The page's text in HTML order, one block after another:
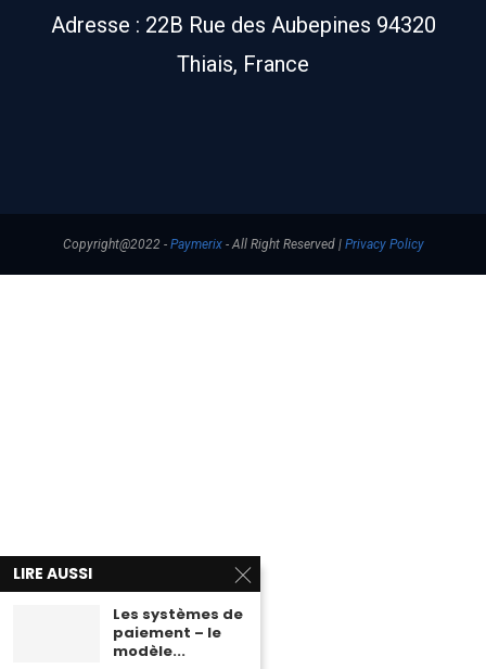
Adresse : 22B Rue des Aubepines 94320
Thiais, France
Copyright@2022 - Paymerix- All Right Reserved | Privacy Policy
LIRE AUSSI
Les systèmes de
paiement – le
modèle...